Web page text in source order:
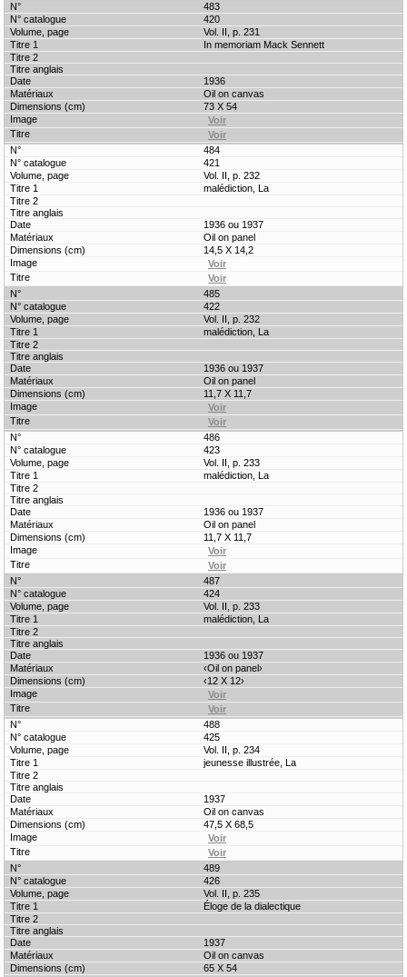
483
420
Vol. II, p. 231
In memoriam Mack Sennett
1936
Oil on canvas
73 X 54
484
421
Vol. II, p. 232
malédiction, La
1936 ou 1937
Oil on panel
14,5 X 14,2
485
422
Vol. II, p. 232
malédiction, La
1936 ou 1937
Oil on panel
11,7 X 11,7
486
423
Vol. II, p. 233
malédiction, La
1936 ou 1937
Oil on panel
11,7 X 11,7
487
424
Vol. II, p. 233
malédiction, La
1936 ou 1937
‹Oil on panel›
‹12 X 12›
488
425
Vol. II, p. 234
jeunesse illustrée, La
1937
Oil on canvas
47,5 X 68,5
489
426
Vol. II, p. 235
Éloge de la dialectique
1937
Oil on canvas
65 X 54